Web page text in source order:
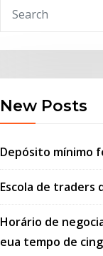
New Posts
Depósito mínimo
Escola de traders
Horário de
eua tempo de